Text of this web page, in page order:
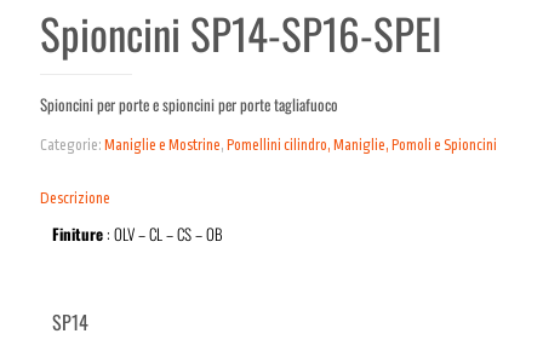
Spioncini SP14-SP16-SPEI
Spioncini per porte e spioncini per porte tagliafuoco
Categorie: Maniglie e Mostrine, Pomellini cilindro, Maniglie, Pomoli e Spioncini
Descrizione
Finiture : OLV – CL – CS – OB
SP14